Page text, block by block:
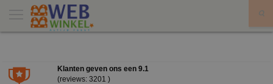
Klanten geven ons een 9.1
(reviews: 3201 )